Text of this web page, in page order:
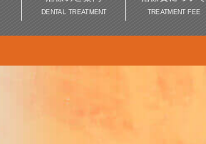
DENTAL TREATMENT審美歯科・美容歯科
TREATMENT FEE